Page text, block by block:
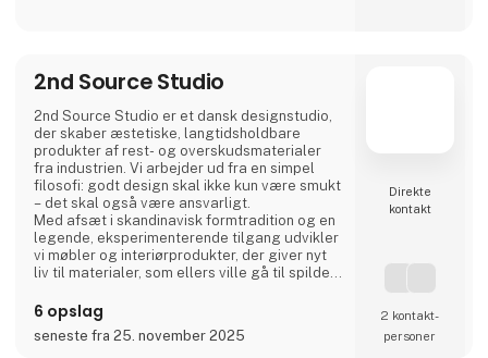
2nd Source Studio
2nd Source Studio er et dansk designstudio,
der skaber æstetiske, langtidsholdbare
produkter af rest- og overskudsmaterialer
fra industrien. Vi arbejder ud fra en simpel
filosofi: godt design skal ikke kun være smukt
– det skal også være ansvarligt.
Med afsæt i skandinavisk formtradition og en
legende, eksperimenterende tilgang udvikler
vi møbler og interiørprodukter, der giver nyt
liv til materialer, som ellers ville gå til spilde.
historiefortælling og en designproces, hvor
gennemsigtighed og ærlighed er centrale
værdier.
6 opslag
seneste fra 25. november 2025
Direkte
kontakt
2 kontakt­
personer